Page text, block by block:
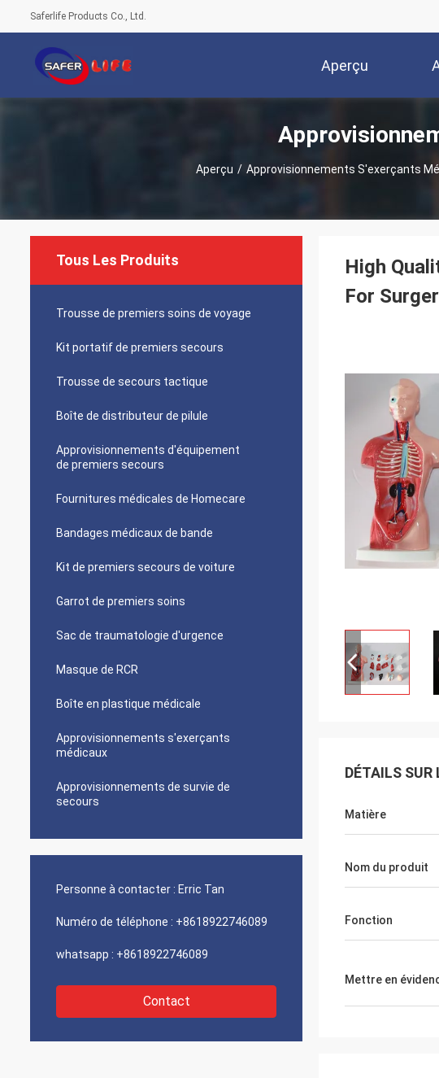
Saferlife Products Co., Ltd.
Aperçu
Aperçu / Approvisionnements S'exerçants
Tous Les Produits
Trousse de premiers soins de voyage
Kit portatif de premiers secours
Trousse de secours tactique
Boîte de distributeur de pilule
Approvisionnements d'équipement
de premiers secours
Fournitures médicales de Homecare
Bandages médicaux de bande
Kit de premiers secours de voiture
Garrot de premiers soins
Sac de traumatologie d'urgence
Masque de RCR
Boîte en plastique médicale
Approvisionnements s'exerçants
médicaux
Approvisionnements de survie de
secours
Personne à contacter : Erric Tan
Numéro de téléphone : +8618922746089
whatsapp : +8618922746089
Contact
High
For
DÉTAILS SUR
Matière
Nom du produit
Fonction
Mettre en